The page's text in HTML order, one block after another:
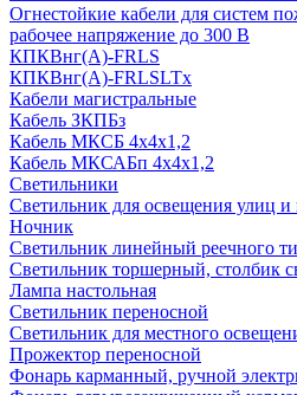
Огнестойкие кабели для систем
рабочее напряжение до 300 В
КПКВнг(A)-FRLS
КПКВнг(A)-FRLSLTx
Кабели магистральные
Кабель ЗКПБз
Кабель МКСБ 4х4х1,2
Кабель МКСАБп 4х4х1,2
Светильники
Светильник для освещения улиц
Ночник
Светильник линейный реечного
Светильник торшерный, столбик
Лампа настольная
Светильник переносной
Светильник для местного
Прожектор переносной
Фонарь карманный, ручной